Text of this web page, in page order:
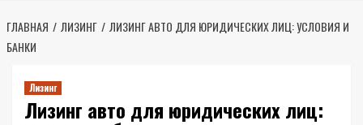
ГЛАВНАЯ ЛИЗИНГ
ЛИЗИНГ АВТО ДЛЯ ЮРИДИЧЕСКИХ ЛИЦ: УСЛОВИЯ И
БАНКИ
Лизинг
Лизинг авто для юридических лиц: